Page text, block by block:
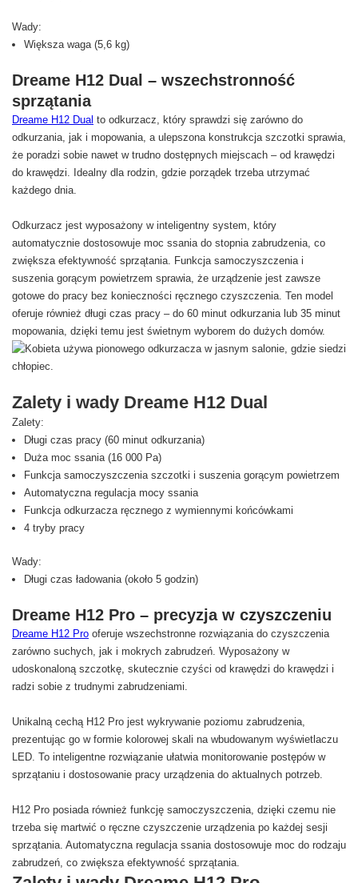
Wady:
Większa waga (5,6 kg)
Dreame H12 Dual – wszechstronność
sprzątania
Dreame H12 Dual to odkurzacz, który sprawdzi się zarówno do
odkurzania, jak i mopowania, a ulepszona konstrukcja szczotki sprawia,
że poradzi sobie nawet w trudno dostępnych miejscach – od krawędzi
do krawędzi. Idealny dla rodzin, gdzie porządek trzeba utrzymać
każdego dnia.
Odkurzacz jest wyposażony w inteligentny system, który
automatycznie dostosowuje moc ssania do stopnia zabrudzenia, co
zwiększa efektywność sprzątania. Funkcja samoczyszczenia i
suszenia gorącym powietrzem sprawia, że urządzenie jest zawsze
gotowe do pracy bez konieczności ręcznego czyszczenia. Ten model
oferuje również długi czas pracy – do 60 minut odkurzania lub 35 minut
mopowania, dzięki temu jest świetnym wyborem do dużych domów.
Zalety i wady Dreame H12 Dual
Zalety:
Długi czas pracy (60 minut odkurzania)
Duża moc ssania (16 000 Pa)
Funkcja samoczyszczenia szczotki i suszenia gorącym powietrzem
Automatyczna regulacja mocy ssania
Funkcja odkurzacza ręcznego z wymiennymi końcówkami
4 tryby pracy
Wady:
Długi czas ładowania (około 5 godzin)
Dreame H12 Pro – precyzja w czyszczeniu
Dreame H12 Pro oferuje wszechstronne rozwiązania do czyszczenia
zarówno suchych, jak i mokrych zabrudzeń. Wyposażony w
udoskonaloną szczotkę, skutecznie czyści od krawędzi do krawędzi i
radzi sobie z trudnymi zabrudzeniami.
Unikalną cechą H12 Pro jest wykrywanie poziomu zabrudzenia,
prezentując go w formie kolorowej skali na wbudowanym wyświetlaczu
LED. To inteligentne rozwiązanie ułatwia monitorowanie postępów w
sprzątaniu i dostosowanie pracy urządzenia do aktualnych potrzeb.
H12 Pro posiada również funkcję samoczyszczenia, dzięki czemu nie
trzeba się martwić o ręczne czyszczenie urządzenia po każdej sesji
sprzątania. Automatyczna regulacja ssania dostosowuje moc do rodzaju
zabrudzeń, co zwiększa efektywność sprzątania.